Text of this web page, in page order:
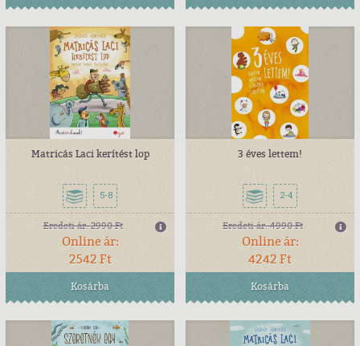
Matricás Laci kerítést lop
5-8
Eredeti ár:2990 Ft
Online ár:
2542 Ft
Kosárba
3 éves lettem!
2-4
Eredeti ár:4990 Ft
Online ár:
4242 Ft
Kosárba